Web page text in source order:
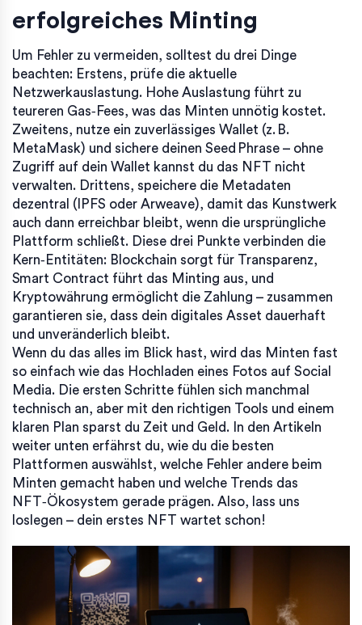
erfolgreiches Minting
Um Fehler zu vermeiden, solltest du drei Dinge
beachten: Erstens, prüfe die aktuelle
Netzwerkauslastung. Hohe Auslastung führt zu
teureren Gas‑Fees, was das Minten unnötig kostet.
Zweitens, nutze ein zuverlässiges Wallet (z. B.
MetaMask) und sichere deinen Seed Phrase – ohne
Zugriff auf dein Wallet kannst du das NFT nicht
verwalten. Drittens, speichere die Metadaten
dezentral (IPFS oder Arweave), damit das Kunstwerk
auch dann erreichbar bleibt, wenn die ursprüngliche
Plattform schließt. Diese drei Punkte verbinden die
Kern‑Entitäten: Blockchain sorgt für Transparenz,
Smart Contract führt das Minting aus, und
Kryptowährung ermöglicht die Zahlung – zusammen
garantieren sie, dass dein digitales Asset dauerhaft
und unveränderlich bleibt.
Wenn du das alles im Blick hast, wird das Minten fast
so einfach wie das Hochladen eines Fotos auf Social
Media. Die ersten Schritte fühlen sich manchmal
technisch an, aber mit den richtigen Tools und einem
klaren Plan sparst du Zeit und Geld. In den Artikeln
weiter unten erfährst du, wie du die besten
Plattformen auswählst, welche Fehler andere beim
Minten gemacht haben und welche Trends das
NFT‑Ökosystem gerade prägen. Also, lass uns
loslegen – dein erstes NFT wartet schon!